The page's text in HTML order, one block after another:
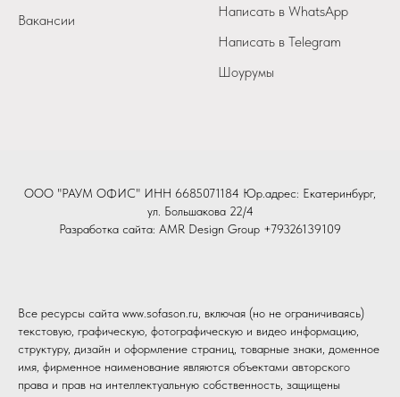
Вакансии
Написать в WhatsApp
Написать в Telegram
Шоурумы
ООО "РАУМ ОФИС" ИНН 6685071184 Юр.адрес: Екатеринбург,
ул. Большакова 22/4
Разработка сайта: AMR Design Group +79326139109
Все ресурсы сайта www.sofason.ru, включая (но не ограничиваясь)
текстовую, графическую, фотографическую и видео информацию,
структуру, дизайн и оформление страниц, товарные знаки, доменное
имя, фирменное наименование являются объектами авторского
права и прав на интеллектуальную собственность, защищены